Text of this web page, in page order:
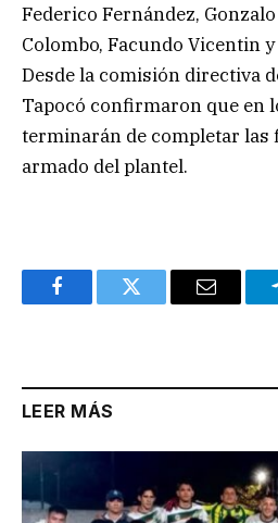
Federico Fernández,
Colombo, Facundo Vicentin
Desde la comisión directiva
Tapocó confirmaron que en
terminarán de completar las
armado del plantel.
FacebookTwitter Email
LEER MÁS